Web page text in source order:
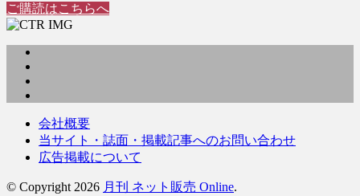
ご購読はこちらへ
会社概要
当サイト・誌面・掲載記事へのお問い合わせ
広告掲載について
© Copyright 2026 月刊 ネット販売 Online.